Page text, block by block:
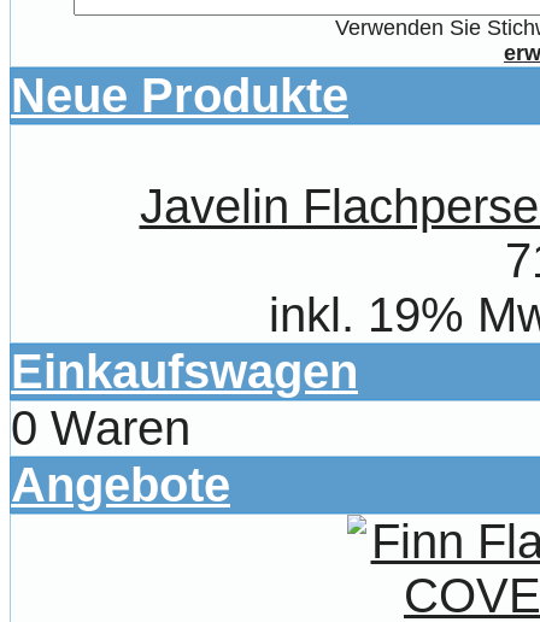
Verwenden Sie
Neue Produkte
Javelin
inkl. 19%
Einkaufswagen
0 Waren
Angebote